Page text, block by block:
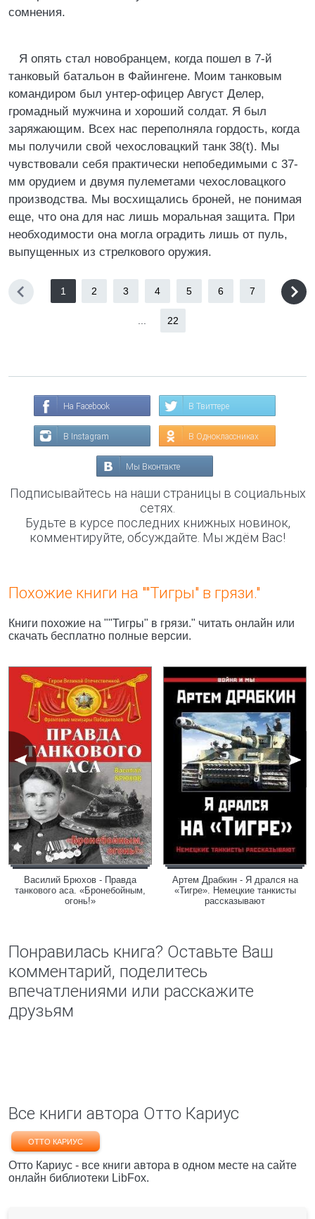
сомнения.
Я опять стал новобранцем, когда пошел в 7-й
танковый батальон в Файингене. Моим танковым
командиром был унтер-офицер Август Делер,
громадный мужчина и хороший солдат. Я был
заряжающим. Всех нас переполняла гордость, когда
мы получили свой чехословацкий танк 38(t). Мы
чувствовали себя практически непобедимыми с 37-
мм орудием и двумя пулеметами чехословацкого
производства. Мы восхищались броней, не понимая
еще, что она для нас лишь моральная защита. При
необходимости она могла оградить лишь от пуль,
выпущенных из стрелкового оружия.
1 2 3 4 5 6 7
22
На Facebook В Твиттере
В Instagram В Одноклассниках
Мы Вконтакте
Подписывайтесь на наши страницы в социальных
сетях.
Будьте в курсе последних книжных новинок,
комментируйте, обсуждайте. Мы ждём Вас!
Похожие книги на ""Тигры" в грязи."
Книги похожие на ""Тигры" в грязи." читать онлайн или
скачать бесплатно полные версии.
Василий Брюхов - Правда
танкового аса. «Бронебойным,
огонь!»
Артем Драбкин - Я дрался на
«Тигре». Немецкие танкисты
рассказывают
Понравилась книга? Оставьте Ваш
комментарий, поделитесь
впечатлениями или расскажите
друзьям
Все книги автора Отто Кариус
ОТТО КАРИУС
Отто Кариус - все книги автора в одном месте на сайте
онлайн библиотеки LibFox.